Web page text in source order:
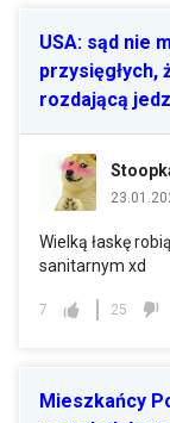
USA: sąd nie
przysięgłych,
rozdającą
Wielką łaskę
sanitarnym xd
7 25
Mieszkańcy